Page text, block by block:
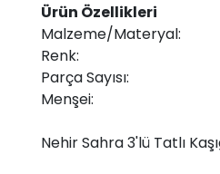
Ürün Özellikleri
Malzeme/Materyal:
Renk:
Parça Sayısı:
Menşei:
Nehir Sahra 3'lü Tatlı